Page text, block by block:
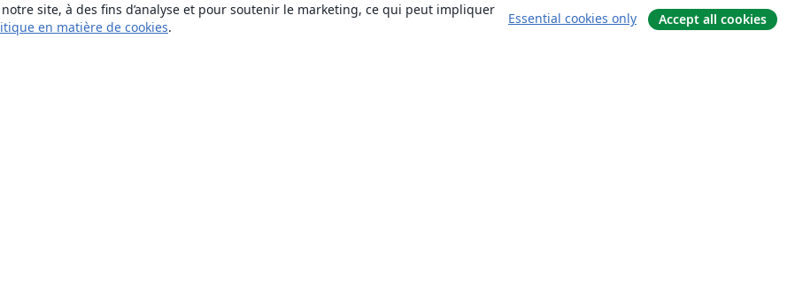
site, à des fins d’analyse et pour soutenir le marketing, ce qui peut impliquer
en matière de cookies.
Essential cookies only Accept all cookies